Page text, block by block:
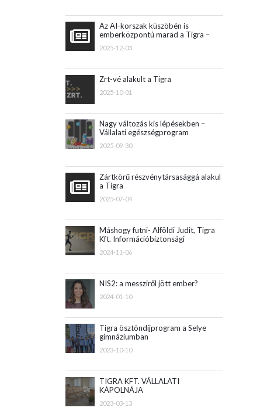
Az AI-korszak küszöbén is
emberközpontú marad a Tigra –
konferenciaelőadásáról
2025-12-03
Zrt-vé alakult a Tigra
2025-10-01
Nagy változás kis lépésekben –
Vállalati egészségprogram
2025-09-30
Zártkörű részvénytársasággá alakul
a Tigra
2025-07-04
Máshogy futni- Alföldi Judit, Tigra
Kft. Információbiztonsági
2024-11-06
NIS2: a messziről jött ember?
2024-01-10
Tigra ösztöndíjprogram a Selye
gimnáziumban
2023-10-10
TIGRA KFT. VÁLLALATI
KÁPOLNÁJA
2023-03-13